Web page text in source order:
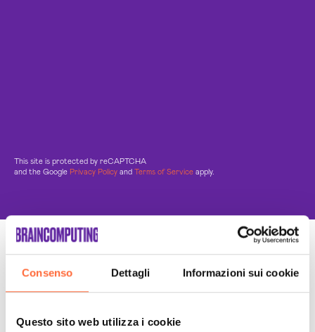
Consenso Dettagli Informazioni sui cookie
Questo sito web utilizza i cookie
This site is protected by reCAPTCHA
and the Google Privacy Policy and Terms of Service apply.
Un Team di specialisti
Sempre a tuo supporto